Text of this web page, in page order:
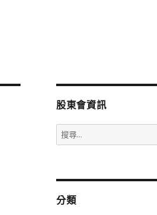
股東會資訊
搜
尋
字:
分類